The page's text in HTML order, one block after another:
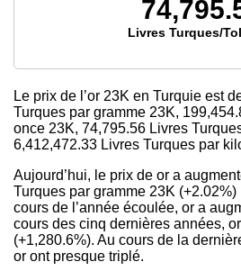
Livres Turques/
Le prix de l’or 23K en Turquie est
Turques par gramme 23K,
once 23K, 74,795.56 Livres
6,412,472.33 Livres Turques par
Aujourd’hui, le prix de or a
Turques par gramme 23K (+2.02%)
cours de l’année écoulée, or a
cours des cinq dernières années,
(+1,280.6%). Au cours de la
or ont presque triplé.